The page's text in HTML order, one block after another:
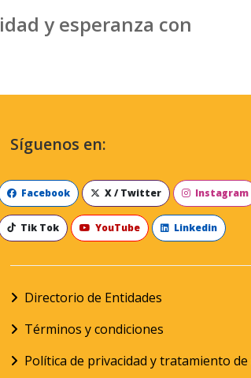
y esperanza con
Síguenos en:
Facebook X / Twitter Instagram
Tik Tok YouTube Linkedin
Directorio de Entidades
Términos y condiciones
Política de privacidad y tratamiento de